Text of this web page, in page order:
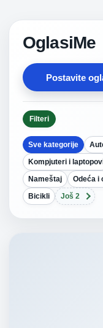
OglasiMe
Postavite
Filteri
Sve kategorije
Kompjuteri i
Nameštaj
Odeća i
Bicikli
Još 2